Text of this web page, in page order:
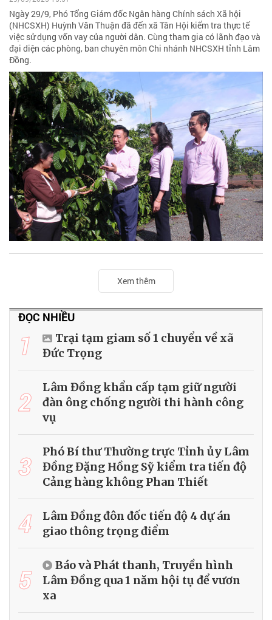
Ngày 29/9, Phó Tổng Giám đốc Ngân hàng Chính sách Xã hội
(NHCSXH) Huỳnh Văn Thuận đã đến xã Tân Hội kiểm tra thực tế
việc sử dụng vốn vay của người dân. Cùng tham gia có lãnh đạo và
đại diện các phòng, ban chuyên môn Chi nhánh NHCSXH tỉnh Lâm
Đồng.
Xem thêm
ĐỌC NHIỀU
1
Trại tạm giam số 1 chuyển về xã
Đức Trọng
2
Lâm Đồng khẩn cấp tạm giữ người
đàn ông chống người thi hành công
vụ
3
Phó Bí thư Thường trực Tỉnh ủy Lâm
Đồng Đặng Hồng Sỹ kiểm tra tiến độ
Cảng hàng không Phan Thiết
4
Lâm Đồng đôn đốc tiến độ 4 dự án
giao thông trọng điểm
5
Báo và Phát thanh, Truyền hình
Lâm Đồng qua 1 năm hội tụ để vươn
xa